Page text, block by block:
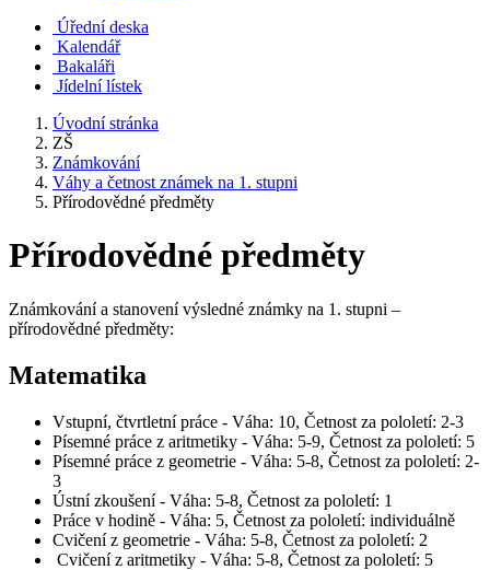
Úřední deska
Kalendář
Bakaláři
Jídelní lístek
Úvodní stránka
ZŠ
Známkování
Váhy a četnost známek na 1. stupni
Přírodovědné předměty
Přírodovědné předměty
Známkování a stanovení výsledné známky na 1. stupni –
přírodovědné předměty:
Matematika
Vstupní, čtvrtletní práce - Váha: 10, Četnost za pololetí: 2-3
Písemné práce z aritmetiky - Váha: 5-9, Četnost za pololetí: 5
Písemné práce z geometrie - Váha: 5-8, Četnost za pololetí: 2-
3
Ústní zkoušení - Váha: 5-8, Četnost za pololetí: 1
Práce v hodině - Váha: 5, Četnost za pololetí: individuálně
Cvičení z geometrie - Váha: 5-8, Četnost za pololetí: 2
Cvičení z aritmetiky - Váha: 5-8, Četnost za pololetí: 5